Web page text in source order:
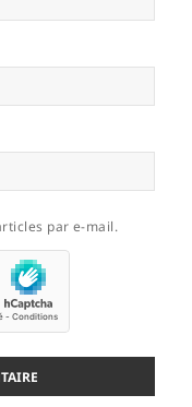
par e-mail.